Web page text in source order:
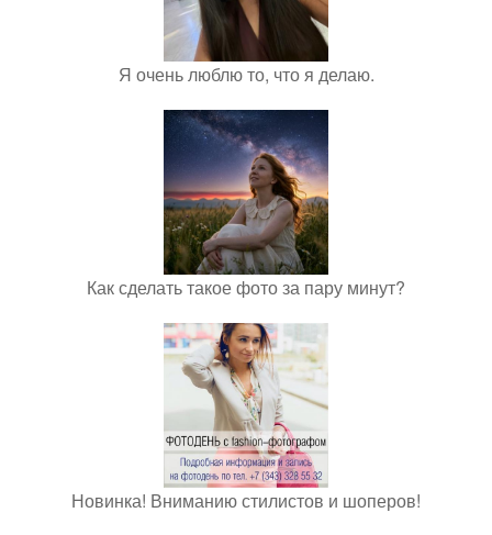
Я очень люблю то, что я делаю.
Как сделать такое фото за пару минут?
Новинка! Вниманию стилистов и шоперов!